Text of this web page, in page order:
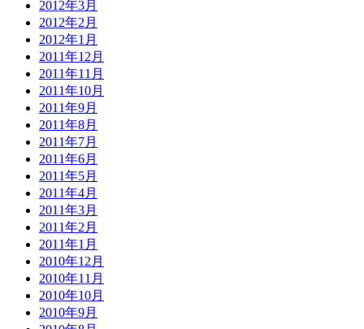
2012年3月
2012年2月
2012年1月
2011年12月
2011年11月
2011年10月
2011年9月
2011年8月
2011年7月
2011年6月
2011年5月
2011年4月
2011年3月
2011年2月
2011年1月
2010年12月
2010年11月
2010年10月
2010年9月